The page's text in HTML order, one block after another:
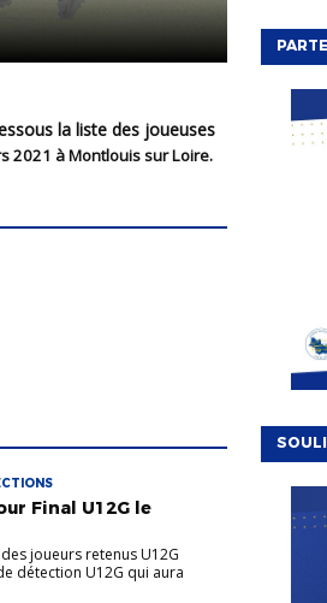
2021 à Montlouis sur Loire.
Final U12G le
joueurs retenus U12G
détection U12G qui aura